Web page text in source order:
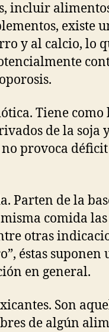
incluir
existe
y al calcio, lo
Tiene como
de la soja
provoca
Parten de la
comida
otras
éstas
en general.
Son
de algún